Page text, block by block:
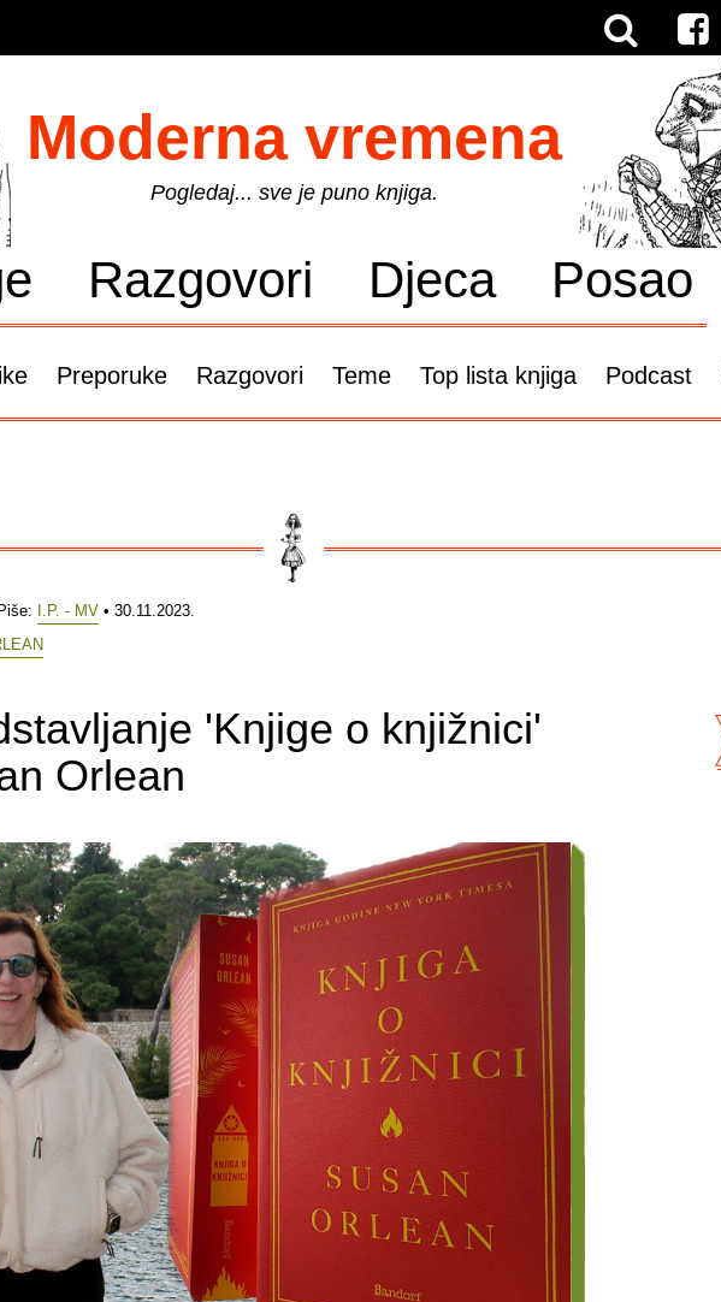
Moderna vremena
Pogledaj... sve je puno knjiga.
Razgovori Djeca Posao
Preporuke Razgovori Teme Top lista knjiga Podcast
I.P. - MV • 30.11.2023.
'Knjige o knjižnici'
Orlean